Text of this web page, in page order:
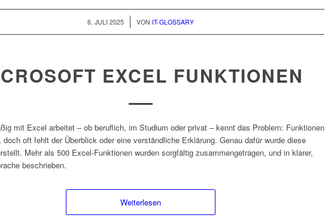
6. JULI 2025 VON IT-GLOSSARY
EXCEL FUNKTIONEN
mit Excel arbeitet – ob beruflich, im Studium oder privat – kennt das Problem: Funktionen
oft fehlt der Überblick oder eine verständliche Erklärung. Genau dafür wurde diese
Mehr als 500 Excel-Funktionen wurden sorgfältig zusammengetragen, und in klarer,
beschrieben.
Weiterlesen